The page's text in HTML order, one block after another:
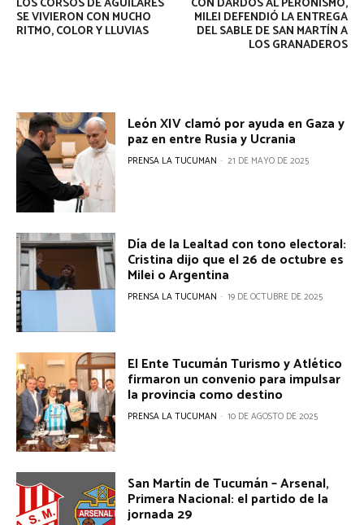
LOS CORSOS DE AGUILARES
SE VIVIERON CON MUCHO
RITMO, COLOR Y LLUVIAS
CON DARDOS AL PERONISMO,
MILEI DEFENDIÓ LA ENTREGA
DEL SABLE DE SAN MARTÍN A
LOS GRANADEROS
León XIV clamó por ayuda en Gaza y
paz en entre Rusia y Ucrania
PRENSA LA TUCUMAN - 21 DE MAYO DE 2025
Día de la Lealtad con tono electoral:
Cristina dijo que el 26 de octubre es
Milei o Argentina
PRENSA LA TUCUMAN - 19 DE OCTUBRE DE 2025
El Ente Tucumán Turismo y Atlético
firmaron un convenio para impulsar
la provincia como destino
PRENSA LA TUCUMAN - 10 DE AGOSTO DE 2025
San Martín de Tucumán – Arsenal,
Primera Nacional: el partido de la
jornada 29